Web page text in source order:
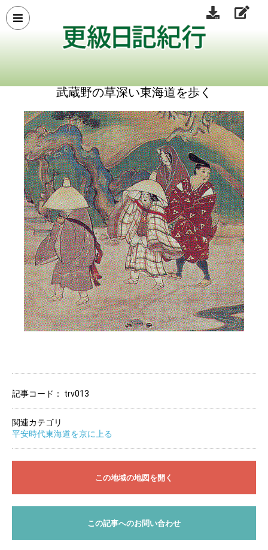
武蔵野の草深い東海道を歩く
記事コード： trv013
関連カテゴリ
平安時代東海道を京に上る
この地域の地図を開く
この記事へのお問い合わせ